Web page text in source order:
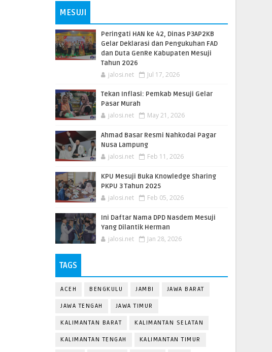
MESUJI
Peringati HAN ke 42, Dinas P3AP2KB
Gelar Deklarasi dan Pengukuhan FAD
dan Duta GenRe Kabupaten Mesuji
Tahun 2026
jalosi.net Jul 17, 2026
Tekan Inflasi: Pemkab Mesuji Gelar
Pasar Murah
jalosi.net May 21, 2026
Ahmad Basar Resmi Nahkodai Pagar
Nusa Lampung
jalosi.net Feb 11, 2026
KPU Mesuji Buka Knowledge Sharing
PKPU 3 Tahun 2025
jalosi.net Feb 05, 2026
Ini Daftar Nama DPD Nasdem Mesuji
Yang Dilantik Herman
jalosi.net Jan 28, 2026
TAGS
ACEH BENGKULU JAMBI JAWA BARAT
JAWA TENGAH JAWA TIMUR
KALIMANTAN BARAT KALIMANTAN SELATAN
KALIMANTAN TENGAH KALIMANTAN TIMUR